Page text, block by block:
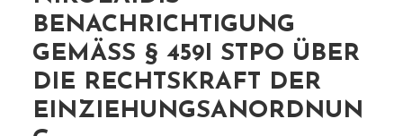
BENACHRICHTIGUNG
GEMÄSS § 459I STPO ÜBER D
IE RECHTSKRAFT DER E
INZIEHUNGSANORDNUNG